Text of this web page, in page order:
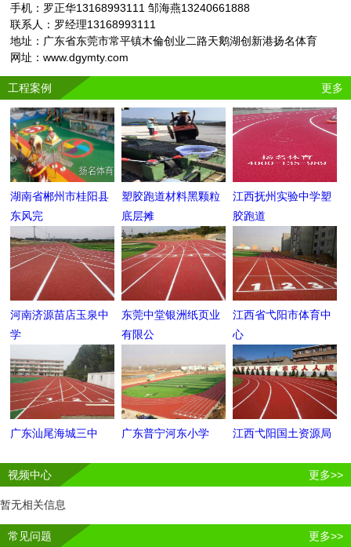
手机：罗正华13168993111 邹海燕13240661888
联系人：罗经理13168993111
地址：广东省东莞市常平镇木倫创业二路天鹅湖创新港扬名体育
网址：www.dgymty.com
工程案例 更多
湖南省郴州市桂阳县
东风完
塑胶跑道材料黑颗粒
底层摊
江西抚州实验中学塑
胶跑道
河南济源苗店玉泉中
学
东莞中堂银洲纸页业
有限公
江西省弋阳市体育中
心
广东汕尾海城三中 广东普宁河东小学 江西弋阳国土资源局
视频中心 更多>>
暂无相关信息
常见问题 更多>>